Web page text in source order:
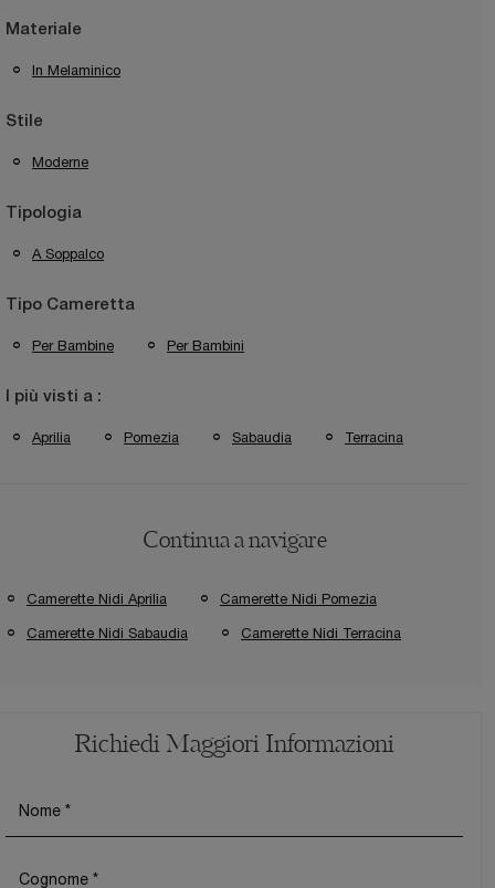
Materiale
In Melaminico
Stile
Moderne
Tipologia
A Soppalco
Tipo Cameretta
Per Bambine Per Bambini
I più visti a :
Aprilia Pomezia Sabaudia Terracina
Continua a navigare
Camerette Nidi Aprilia Camerette Nidi Pomezia
Camerette Nidi Sabaudia Camerette Nidi Terracina
Richiedi Maggiori Informazioni